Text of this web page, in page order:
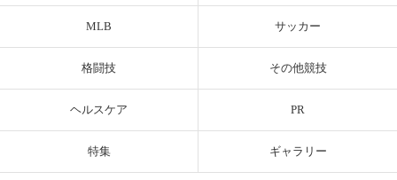
MLB サッカー
格闘技 その他競技
ヘルスケア PR
特集 ギャラリー